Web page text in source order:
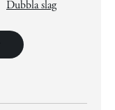
Dubbla slag